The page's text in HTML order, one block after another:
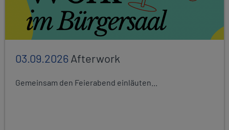
03.09.2026Afterwork
Gemeinsam den Feierabend einläuten...